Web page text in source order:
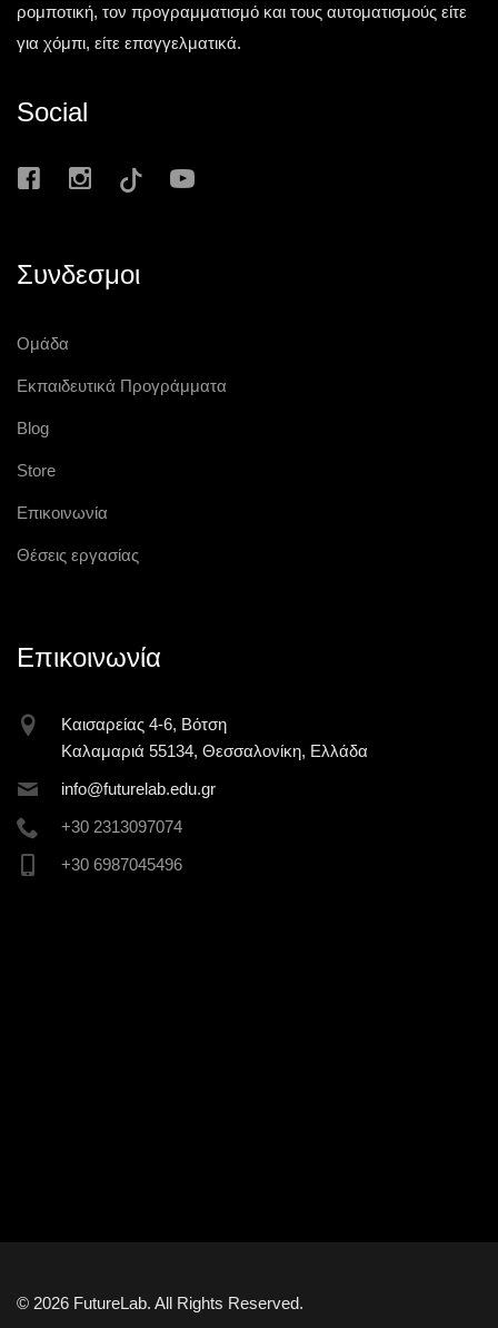
ρομποτική, τον προγραμματισμό και τους αυτοματισμούς είτε
για χόμπι, είτε επαγγελματικά.
Social
Συνδεσμοι
Ομάδα
Εκπαιδευτικά Προγράμματα
Blog
Store
Επικοινωνία
Θέσεις εργασίας
Επικοινωνία
Καισαρείας 4-6, Βότση
Καλαμαριά 55134, Θεσσαλονίκη, Ελλάδα
info@futurelab.edu.gr
+30 2313097074
+30 6987045496
© 2026 FutureLab. All Rights Reserved.